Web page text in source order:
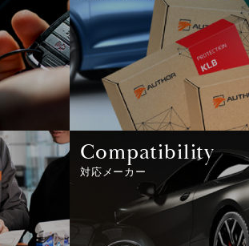
Compatibility
対応メーカー